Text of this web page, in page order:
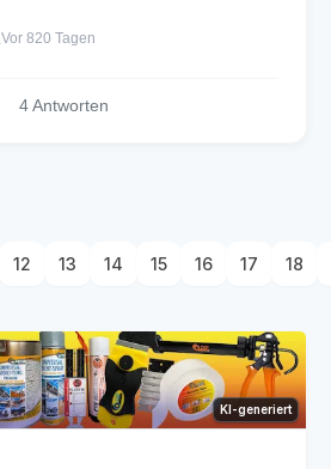
Vor 820 Tagen
4 Antworten
12 13 14 15 16 17 18
KI-generiert